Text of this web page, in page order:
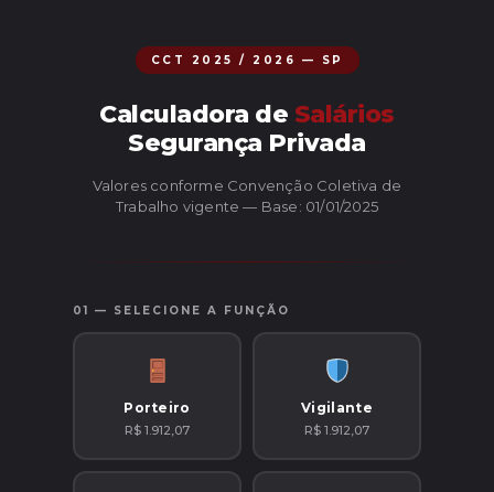
CCT 2025 / 2026 — SP
Calculadora de Salários
Segurança Privada
Valores conforme Convenção Coletiva de
Trabalho vigente — Base: 01/01/2025
01 — SELECIONE A FUNÇÃO
Porteiro
R$ 1.912,07
Vigilante
R$ 1.912,07